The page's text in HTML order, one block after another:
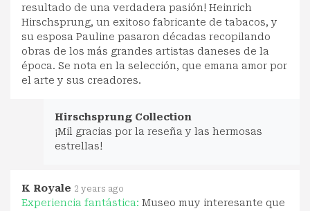
resultado de una verdadera pasión! Heinrich
Hirschsprung, un exitoso fabricante de tabacos, y
su esposa Pauline pasaron décadas recopilando
obras de los más grandes artistas daneses de la
época. Se nota en la selección, que emana amor por
el arte y sus creadores.
Hirschsprung Collection
¡Mil gracias por la reseña y las hermosas
estrellas!
K Royale 2 years ago
Experiencia fantástica: Museo muy interesante que